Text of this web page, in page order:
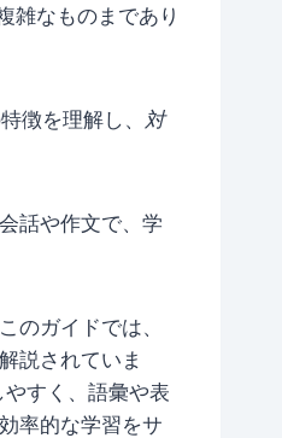
雑なものまであり
徴を理解し、 対
話や作文で、学
のガイドでは、
説されていま
すく、語彙や表
率的な学習をサ